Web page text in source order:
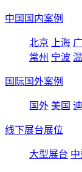
中国国内案例
北京 上海
常州 宁波
国际国外案例
国外 美国
线下展台展位
大型展台